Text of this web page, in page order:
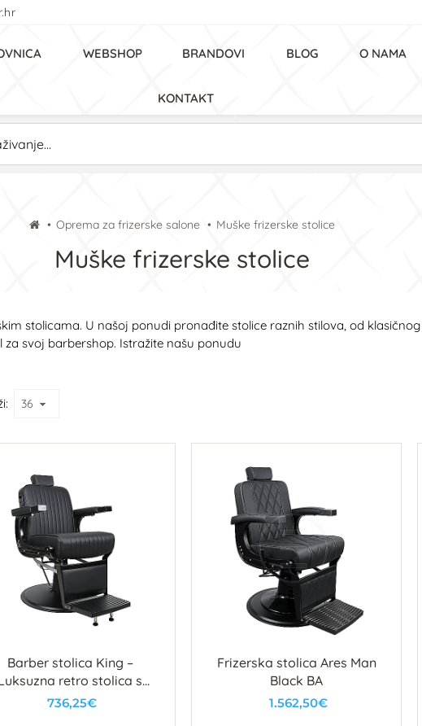
WEBSHOP BRANDOVI BLOG O NAMA
KONTAKT
Oprema za frizerske salone Muške frizerske stolice
Muške frizerske stolice
stolicama. U našoj ponudi pronađite stolice raznih stilova, od
svoj barbershop. Istražite našu ponudu
Barber stolica King –
retro stolica s
okvirom i detaljima
736,25€
Frizerska stolica Ares Man
Black BA
1.562,50€